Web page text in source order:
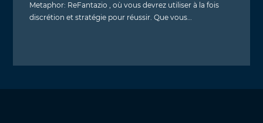
Metaphor: ReFantazio , où vous devrez utiliser à la fois
discrétion et stratégie pour réussir. Que vous…